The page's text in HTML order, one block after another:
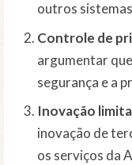
outros
Controle de
argumentar
segurança e a
Inovação
inovação de
os serviços da